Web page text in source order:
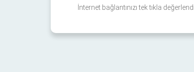
İnternet bağlantınızı tek tıkla